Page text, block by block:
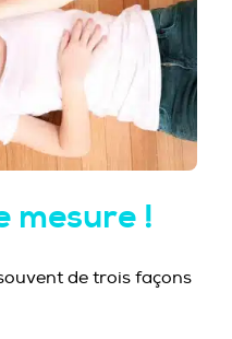
mesure !
de trois façons